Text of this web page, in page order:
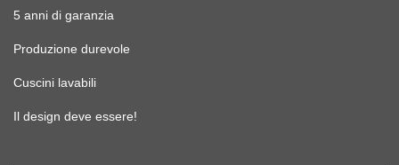
5 anni di garanzia
Produzione durevole
Cuscini lavabili
Il design deve essere!